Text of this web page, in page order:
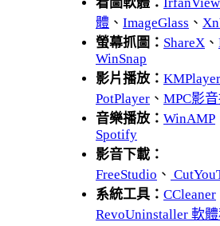
體 、 ImageGlass 、
螢幕抓圖： ShareX 、
WinSnap
影片播放： KMPlayer
PotPlayer 、 MPC影
音樂播放： WinAMP
Spotify
影音下載：
FreeStudio 、
系統工具： CCleaner
RevoUninstaller 軟